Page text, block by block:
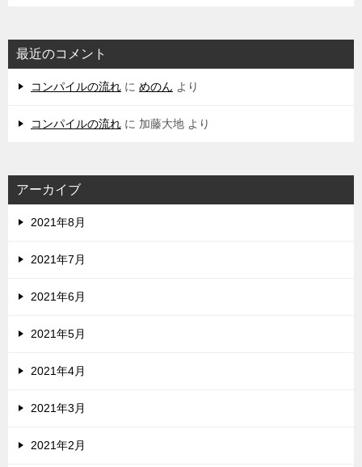
最近のコメント
コンパイルの流れ に めのん より
コンパイルの流れ に 加藤大地 より
アーカイブ
2021年8月
2021年7月
2021年6月
2021年5月
2021年4月
2021年3月
2021年2月